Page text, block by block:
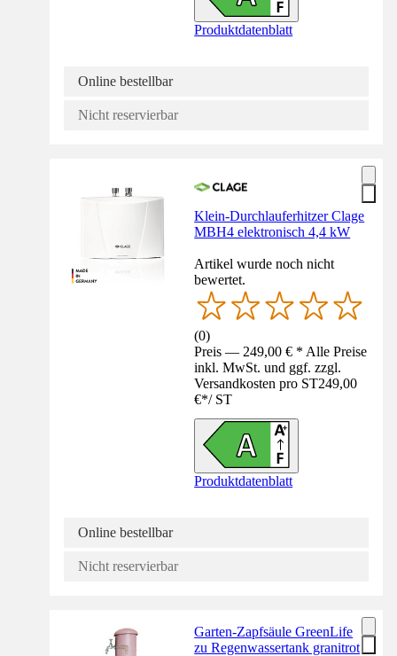
Produktdatenblatt
Online bestellbar
Nicht reservierbar
Klein-Durchlauferhitzer Clage
MBH4 elektronisch 4,4 kW
Artikel wurde noch nicht
bewertet.
(0)
Preis — 249,00 € * Alle Preise
inkl. MwSt. und ggf. zzgl.
Versandkosten pro ST249,00
€*/ ST
Produktdatenblatt
Online bestellbar
Nicht reservierbar
Garten-Zapfsäule GreenLife
zu Regenwassertank granitrot